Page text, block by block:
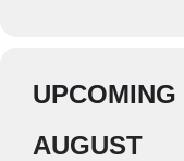
UPCOMING
AUGUST